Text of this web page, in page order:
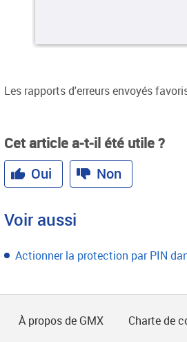
Les rapports d'erreurs envoyés
Cet article a-t-il été utile ?
Oui
Non
Voir aussi
Actionner la protection par PIN
À propos de GMX Charte de